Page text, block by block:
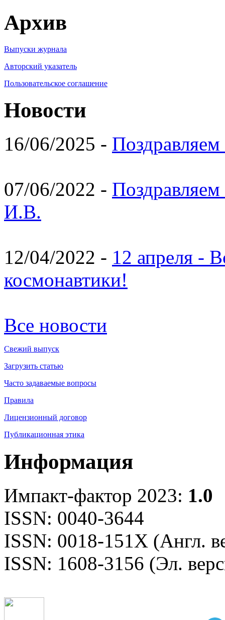
Архив
Выпуски журнала
Авторский указатель
Пользовательское соглашение
Новости
16/06/2025 -
07/06/2022 -
И.В.
12/04/2022 - 12 апреля -
космонавтики!
Все новости
Свежий выпуск
Загрузить статью
Часто задаваемые вопросы
Правила
Лицензионный договор
Публикационная этика
Информация
Импакт-фактор 2023: 1.0
ISSN: 0040-3644
ISSN: 0018-151X (Англ.
ISSN: 1608-3156 (Эл.